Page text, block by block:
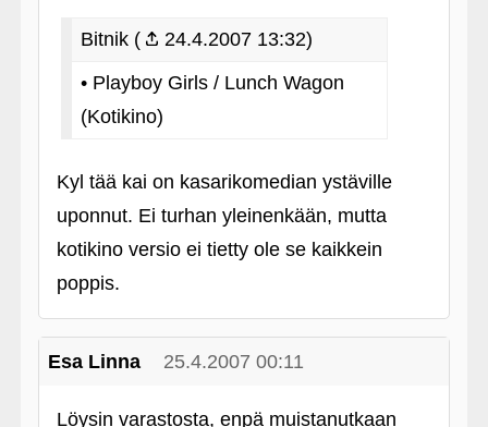
Bitnik (
24.4.2007 13:32)
• Playboy Girls / Lunch Wagon
(Kotikino)
Kyl tää kai on kasarikomedian ystäville
uponnut. Ei turhan yleinenkään, mutta
kotikino versio ei tietty ole se kaikkein
poppis.
Esa Linna 25.4.2007 00:11
Löysin varastosta, enpä muistanutkaan